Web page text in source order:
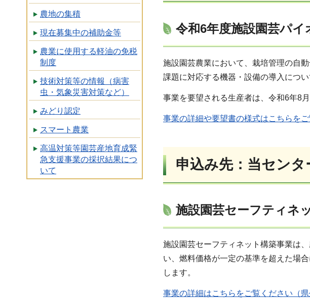
農地の集積
現在募集中の補助金等
農業に使用する軽油の免税
制度
技術対策等の情報（病害
虫・気象災害対策など）
みどり認定
スマート農業
高温対策等園芸産地育成緊
急支援事業の採択結果につ
いて
令和6年度施設園芸パイ
施設園芸農業において、栽培管理の自
課題に対応する機器・設備の導入につい
事業を要望される生産者は、令和6年8
事業の詳細や要望書の様式はこちらを
申込み先：当センタ
施設園芸セーフティネ
施設園芸セーフティネット構築事業は
い、燃料価格が一定の基準を超えた場
します。
事業の詳細はこちらをご覧ください（